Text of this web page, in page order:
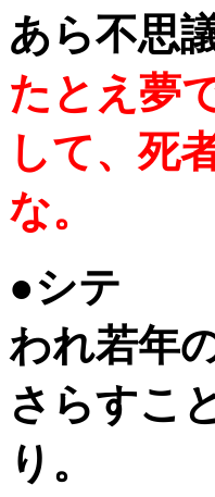
あら不思
たとえ夢
して、死
な。
●シテ
われ若年
さらすこ
り。